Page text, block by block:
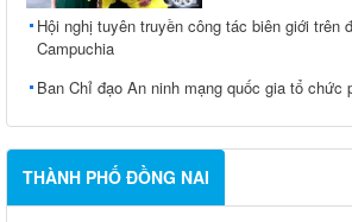
Hội nghị tuyên truyền công tác biên giới trên
Campuchia
Ban Chỉ đạo An ninh mạng quốc gia tổ chức
THÀNH PHỐ ĐỒNG NAI